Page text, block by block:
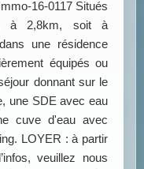
16-0117 Situés
à 2,8km, soit à
une résidence
équipés ou
donnant sur le
une SDE avec eau
cuve d'eau avec
LOYER : à partir
veuillez nous